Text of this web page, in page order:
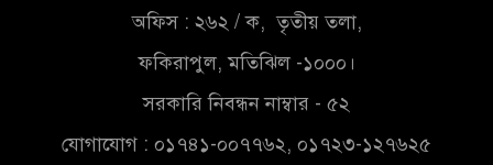
চাঁদপুরে মাটির নিচে গাঁজার ড্রাম,
মাদক কারবারি আটক
সংশোধনের দাবিতে ফরিদগঞ্জে
অফিস : ২৬২ / ক, তৃতীয় তলা,
ফকিরাপুল, মতিঝিল -১০০০।
সরকারি নিবন্ধন নাম্বার - ৫২
যোগাযোগ : ০১৭৪১-০০৭৭৬২, ০১৭২৩-১২৭৬২৫